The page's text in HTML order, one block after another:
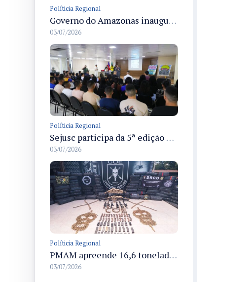
Políticia Regional
Governo do Amazonas inaugura primeiro Castramóvel Fluvial para atendimento veterinário às comunidades ribeirinhas e castração gratuita
03/07/2026
Políticia Regional
Sejusc participa da 5ª edição do Caminhos Literários com foco na cultura hip-hop nas unidades socioeducativas
03/07/2026
Políticia Regional
PMAM apreende 16,6 toneladas de entorpecentes e registra aumento nas prisões em flagrante e nas capturas de foragidos no primeiro semestre de 2026
03/07/2026